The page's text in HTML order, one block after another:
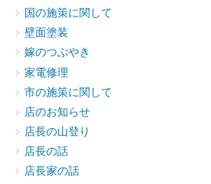
国の施策に関して
壁面塗装
嫁のつぶやき
家電修理
市の施策に関して
店のお知らせ
店長の山登り
店長の話
店長家の話